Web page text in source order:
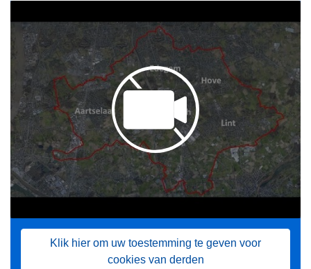
Klik hier om uw toestemming te geven voor
cookies van derden